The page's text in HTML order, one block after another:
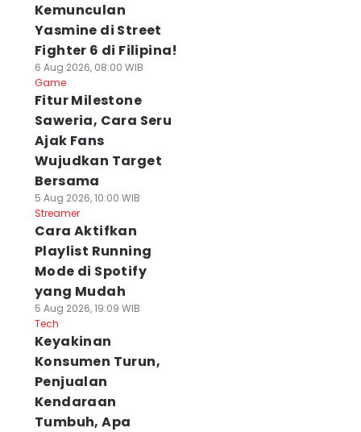
Kemunculan
Yasmine di Street
Fighter 6 di Filipina!
6 Aug 2026, 08:00 WIB
Game
Fitur Milestone
Saweria, Cara Seru
Ajak Fans
Wujudkan Target
Bersama
5 Aug 2026, 10:00 WIB
Streamer
Cara Aktifkan
Playlist Running
Mode di Spotify
yang Mudah
5 Aug 2026, 19:09 WIB
Tech
Keyakinan
Konsumen Turun,
Penjualan
Kendaraan
Tumbuh, Apa